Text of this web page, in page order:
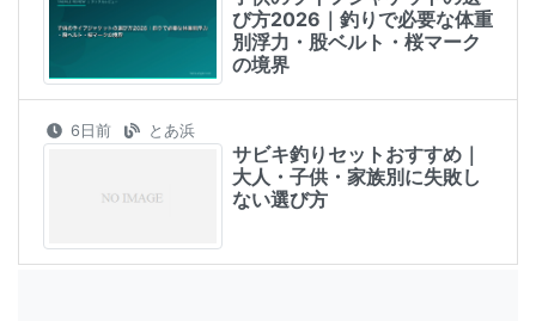
び方2026｜釣りで必要な体重
別浮力・股ベルト・桜マーク
の境界
6日前 とあ浜
サビキ釣りセットおすすめ｜
大人・子供・家族別に失敗し
ない選び方